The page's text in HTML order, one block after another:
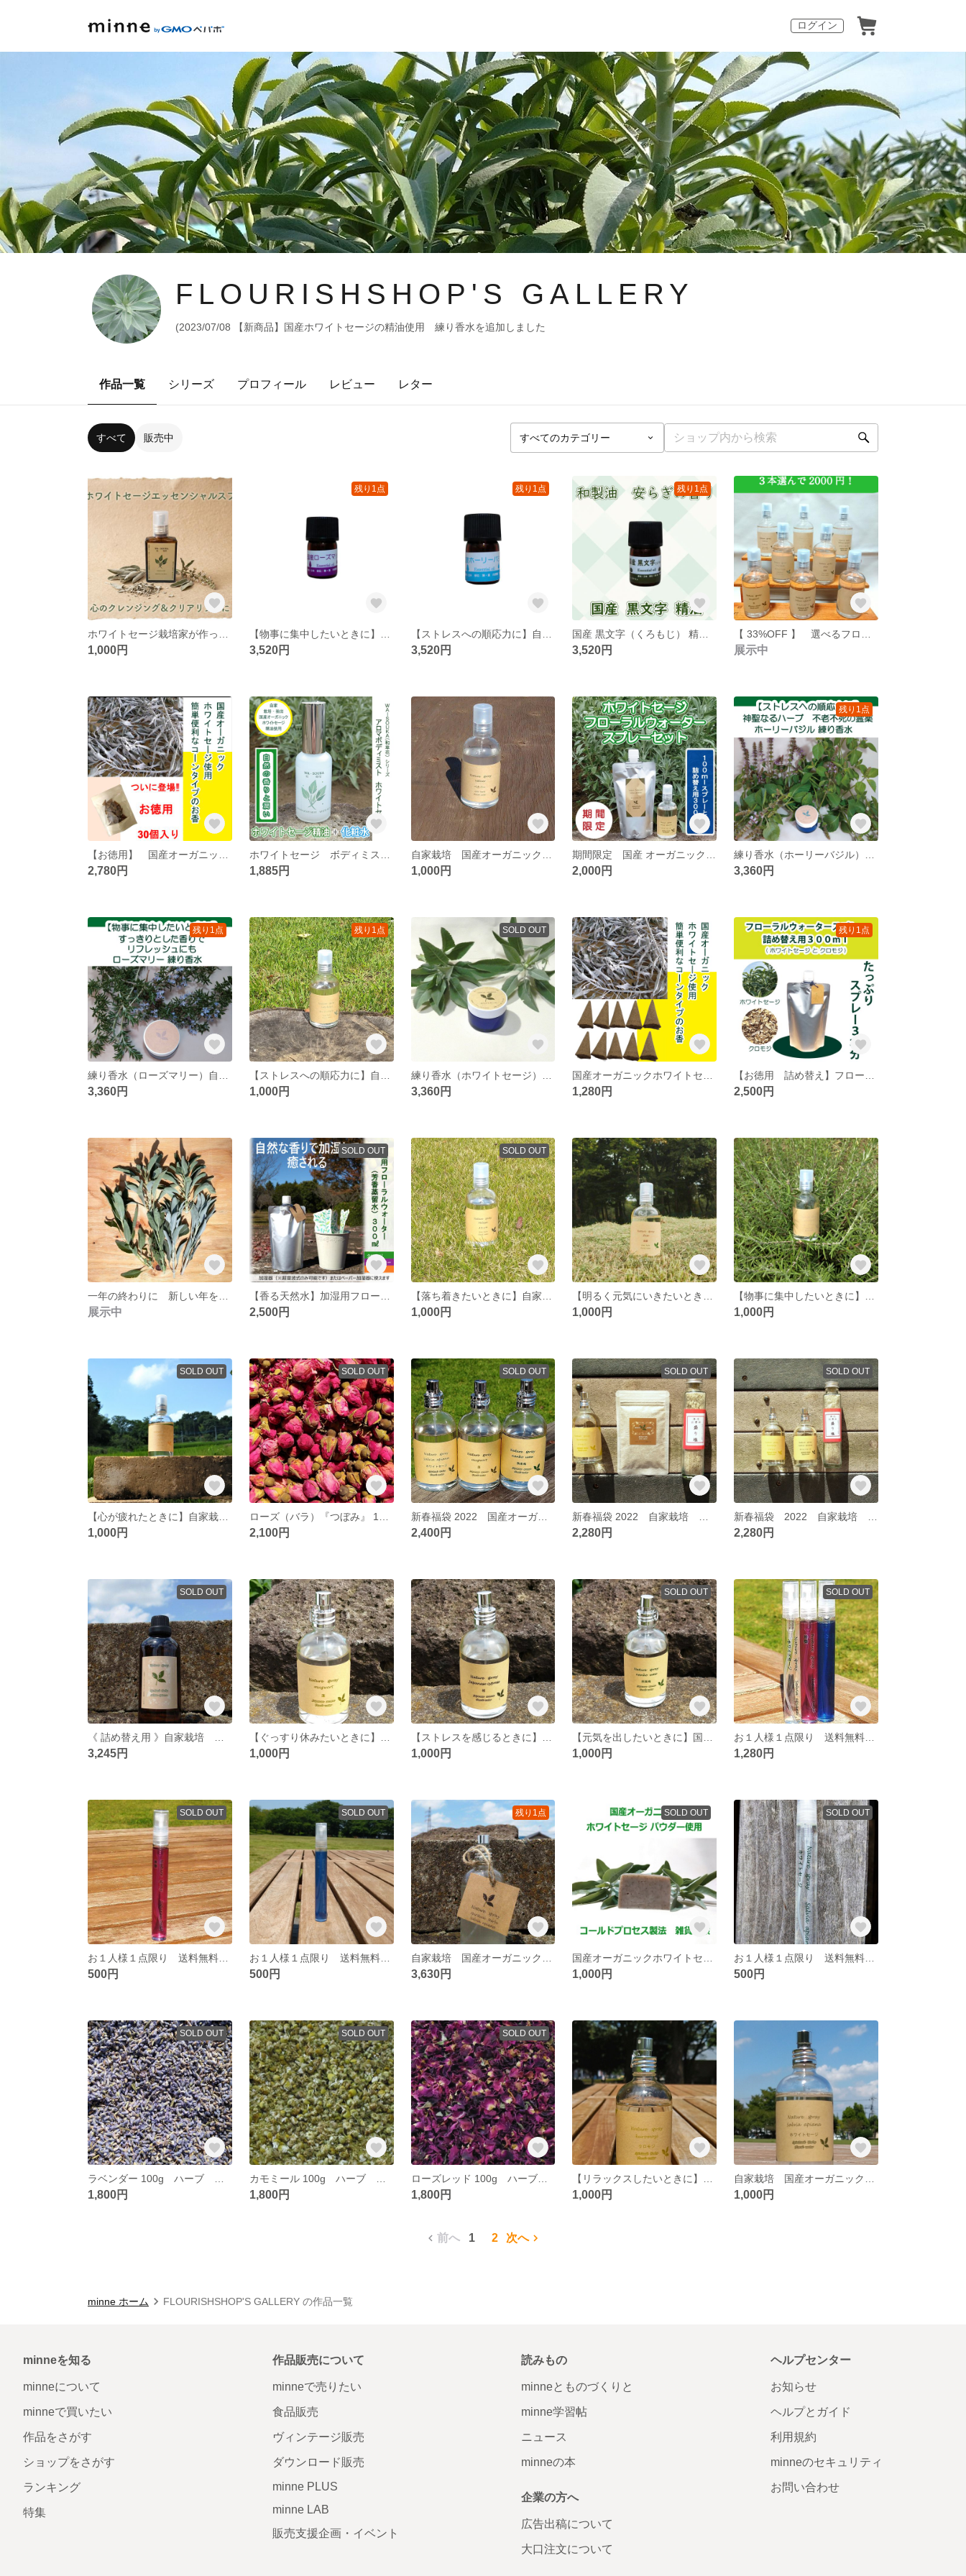
ログイン
FLOURISHSHOP'S GALLERY
(2023/07/08 【新商品】国産ホワイトセージの精油使用 練り香水を追加しました
作品一覧 シリーズ プロフィール レビュー レター
すべて 販売中
1,000円
残り1点
3,520円
残り1点
3,520円
残り1点
3,520円 展示中
2,780円 1,885円 1,000円 2,000円
残り1点
3,360円
残り1点
3,360円
残り1点
1,000円
SOLD OUT
3,360円 1,280円
残り1点
2,500円
展示中
SOLD OUT
2,500円
SOLD OUT
1,000円 1,000円 1,000円
SOLD OUT
1,000円
SOLD OUT
2,100円
SOLD OUT
新春福袋 2022 国産オーガニック“生”ホワイトセージと国産ヨモギ、国産南高梅 フローラルウォータースプレー３本セット
2,400円
SOLD OUT
2,280円
SOLD OUT
2,280円
SOLD OUT
3,245円 1,000円 1,000円
SOLD OUT
1,000円
SOLD OUT
1,280円
SOLD OUT
500円
SOLD OUT
お１人様１点限り 送料無料 自家栽培 国産オーガニック“生”薄荷（ハッカ）１００％ クールミスト ハーブ マスクスプレー 防虫 洋服・お布団
500円
残り1点
3,630円
SOLD OUT
1,000円
SOLD OUT
500円
SOLD OUT
1,800円
SOLD OUT
1,800円
SOLD OUT
ローズレッド 100g ハーブ サシェ ポプリ 香り袋 匂い袋 ドライ
1,800円 1,000円 1,000円
前へ 1 2 次へ
minne ホーム FLOURISHSHOP'S GALLERY の作品一覧
minneを知る
minneについて
minneで買いたい
作品をさがす
ショップをさがす
ランキング
特集
作品販売について
minneで売りたい
食品販売
ヴィンテージ販売
ダウンロード販売
minne PLUS
minne LAB
販売支援企画・イベント
読みもの
minneとものづくりと
minne学習帖
ニュース
minneの本
企業の方へ
広告出稿について
大口注文について
ヘルプセンター
お知らせ
ヘルプとガイド
利用規約
minneのセキュリティ
お問い合わせ